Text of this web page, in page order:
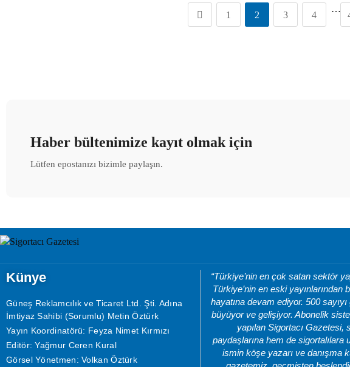
1 2 3 4
…
Haber bültenimize kayıt olmak için
Lütfen epostanızı bizimle paylaşın.
Künye
Güneş Reklamcılık ve Ticaret Ltd. Şti. Adına
İmtiyaz Sahibi (Sorumlu) Metin Öztürk
Yayın Koordinatörü: Feyza Nimet Kırmızı
Editör: Yağmur Ceren Kural
Görsel Yönetmen: Volkan Öztürk
“Türkiye’nin en çok satan sektör
Türkiye’nin en eski yayınlarından
hayatına devam ediyor. 500
büyüyor ve gelişiyor. Abonelik
yapılan Sigortacı Gazetesi,
paydaşlarına hem de
ismin köşe yazarı ve danışma